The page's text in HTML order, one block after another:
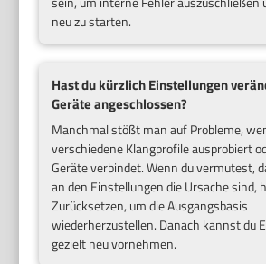
neu zu starten.
Hast du kürzlich Einstellungen
Geräte angeschlossen?
Manchmal stößt man auf Probleme,
verschiedene Klangprofile ausprobiert
Geräte verbindet. Wenn du vermutest,
an den Einstellungen die Ursache sind,
Zurücksetzen, um die Ausgangsbasis
wiederherzustellen. Danach kannst du
gezielt neu vornehmen.